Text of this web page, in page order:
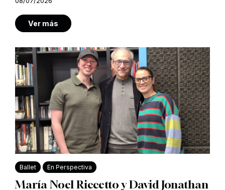
Ver más
Ballet En Perspectiva
María Noel Riccetto y David Jonathan